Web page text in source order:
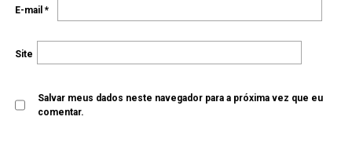
E-mail *
Site
Salvar meus dados neste navegador para a próxima vez que eu
comentar.